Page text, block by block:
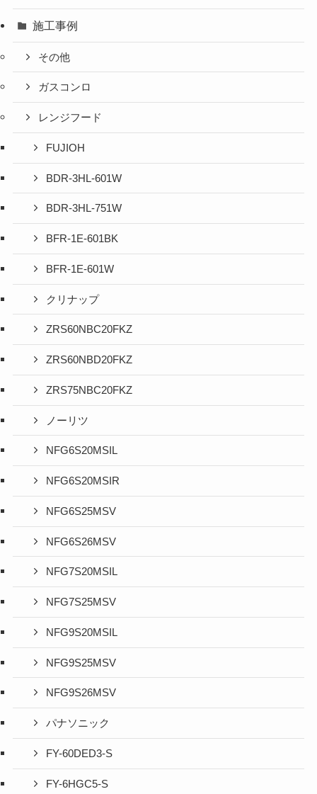
施工事例
その他
ガスコンロ
レンジフード
FUJIOH
BDR-3HL-601W
BDR-3HL-751W
BFR-1E-601BK
BFR-1E-601W
クリナップ
ZRS60NBC20FKZ
ZRS60NBD20FKZ
ZRS75NBC20FKZ
ノーリツ
NFG6S20MSIL
NFG6S20MSIR
NFG6S25MSV
NFG6S26MSV
NFG7S20MSIL
NFG7S25MSV
NFG9S20MSIL
NFG9S25MSV
NFG9S26MSV
パナソニック
FY-60DED3-S
FY-6HGC5-S